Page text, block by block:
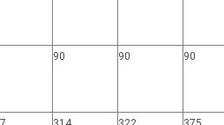
90 90 90